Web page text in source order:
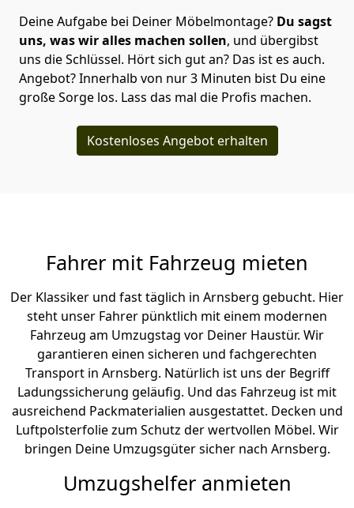
Deine Aufgabe bei Deiner Möbelmontage? Du sagst
uns, was wir alles machen sollen, und übergibst
uns die Schlüssel. Hört sich gut an? Das ist es auch.
Angebot? Innerhalb von nur 3 Minuten bist Du eine
große Sorge los. Lass das mal die Profis machen.
Kostenloses Angebot erhalten
Fahrer mit Fahrzeug mieten
Der Klassiker und fast täglich in Arnsberg gebucht. Hier
steht unser Fahrer pünktlich mit einem modernen
Fahrzeug am Umzugstag vor Deiner Haustür. Wir
garantieren einen sicheren und fachgerechten
Transport in Arnsberg. Natürlich ist uns der Begriff
Ladungssicherung geläufig. Und das Fahrzeug ist mit
ausreichend Packmaterialien ausgestattet. Decken und
Luftpolsterfolie zum Schutz der wertvollen Möbel. Wir
bringen Deine Umzugsgüter sicher nach Arnsberg.
Umzugshelfer anmieten